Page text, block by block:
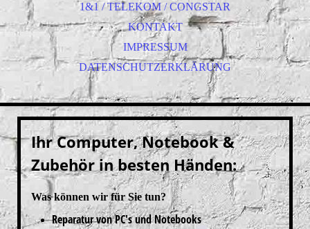
1&1 / TELEKOM / CONGSTAR
KONTAKT
IMPRESSUM
DATENSCHUTZERKLÄRUNG
Ihr Computer, Notebook &
Zubehör in besten Händen:
Was können wir für Sie tun?
Reparatur von PC's und Notebooks